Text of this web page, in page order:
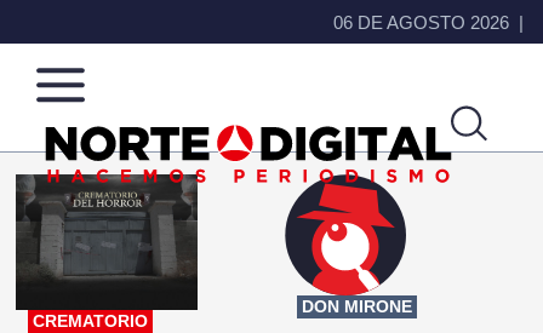
06 DE AGOSTO 2026
Norte
de
Ciudad
Más
que
noticias,
hacemos periodismo
CREMATORIO
DON MIRONE